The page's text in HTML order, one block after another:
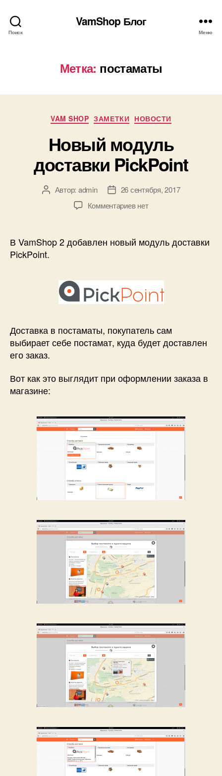
Поиск
VamShop Блог
Меню
Метка: постаматы
Рубрики
VAM SHOP ЗАМЕТКИ НОВОСТИ
Новый модуль
доставки PickPoint
АвторАвтор: admin
Дата26 сентября, 2017
Комментариевк
модуль
доставки
нет
В VamShop 2 добавлен новый модуль доставки
PickPoint.
Доставка в постаматы, покупатель сам
выбирает себе постамат, куда будет доставлен
его заказ.
Вот как это выглядит при оформлении заказа в
магазине: